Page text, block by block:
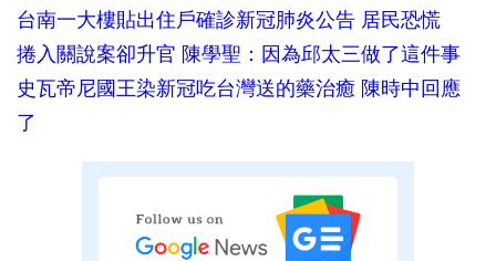
台南一大樓貼出住戶確診新冠肺炎公告 居民恐慌
捲入關說案卻升官 陳學聖：因為邱太三做了這件事
史瓦帝尼國王染新冠吃台灣送的藥治癒 陳時中回應
了